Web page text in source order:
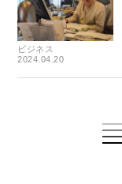
ビジネス
2024.04.20